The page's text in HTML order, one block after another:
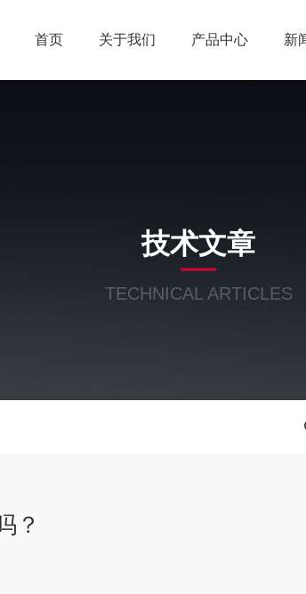
首页 关于我们 产品中心 新
技术文章
TECHNICAL ARTICLES
？